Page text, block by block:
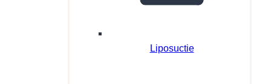
Liposuctie